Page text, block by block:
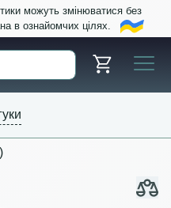
можуть змінюватися без
в ознайомчих цілях.